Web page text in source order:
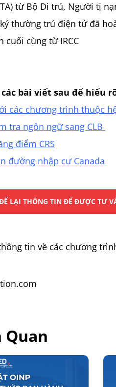
từ Bộ Di trú, Người tị
thường trú điện tử đã
cuối cùng từ IRCC
bài viết sau để hiểu
các chương trình thuộc
tra ngôn ngữ sang CLB
điểm CRS
đường nhập cư Canada
LẠI THÔNG TIN ĐỂ ĐƯỢC TƯ
tin về các chương
Quan